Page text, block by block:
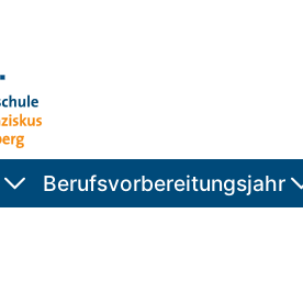
Berufsvorbereitungsjahr